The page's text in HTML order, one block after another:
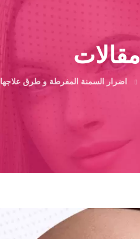
مقالات
اضرار السمنة المفرطة و طرق علاجها